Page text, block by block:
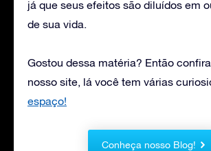
já que seus efeitos são diluídos em
de sua vida.
Gostou dessa matéria? Então
nosso site, lá você tem várias
espaço!
Conheça nosso Blog!